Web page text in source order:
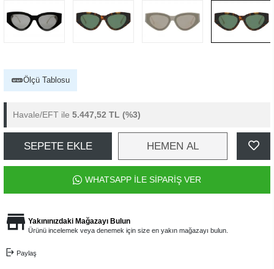
Ölçü Tablosu
Havale/EFT ile 5.447,52 TL (%3)
SEPETE EKLE HEMEN AL
WHATSAPP İLE SİPARİŞ VER
Yakınınızdaki Mağazayı Bulun
Ürünü incelemek veya denemek için size en yakın mağazayı bulun.
Paylaş